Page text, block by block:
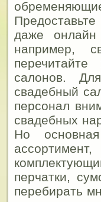
даже онлайн
например,
перечитайте
салонов.
свадебный
персонал
свадебных
Но
перчатки,
перебирать